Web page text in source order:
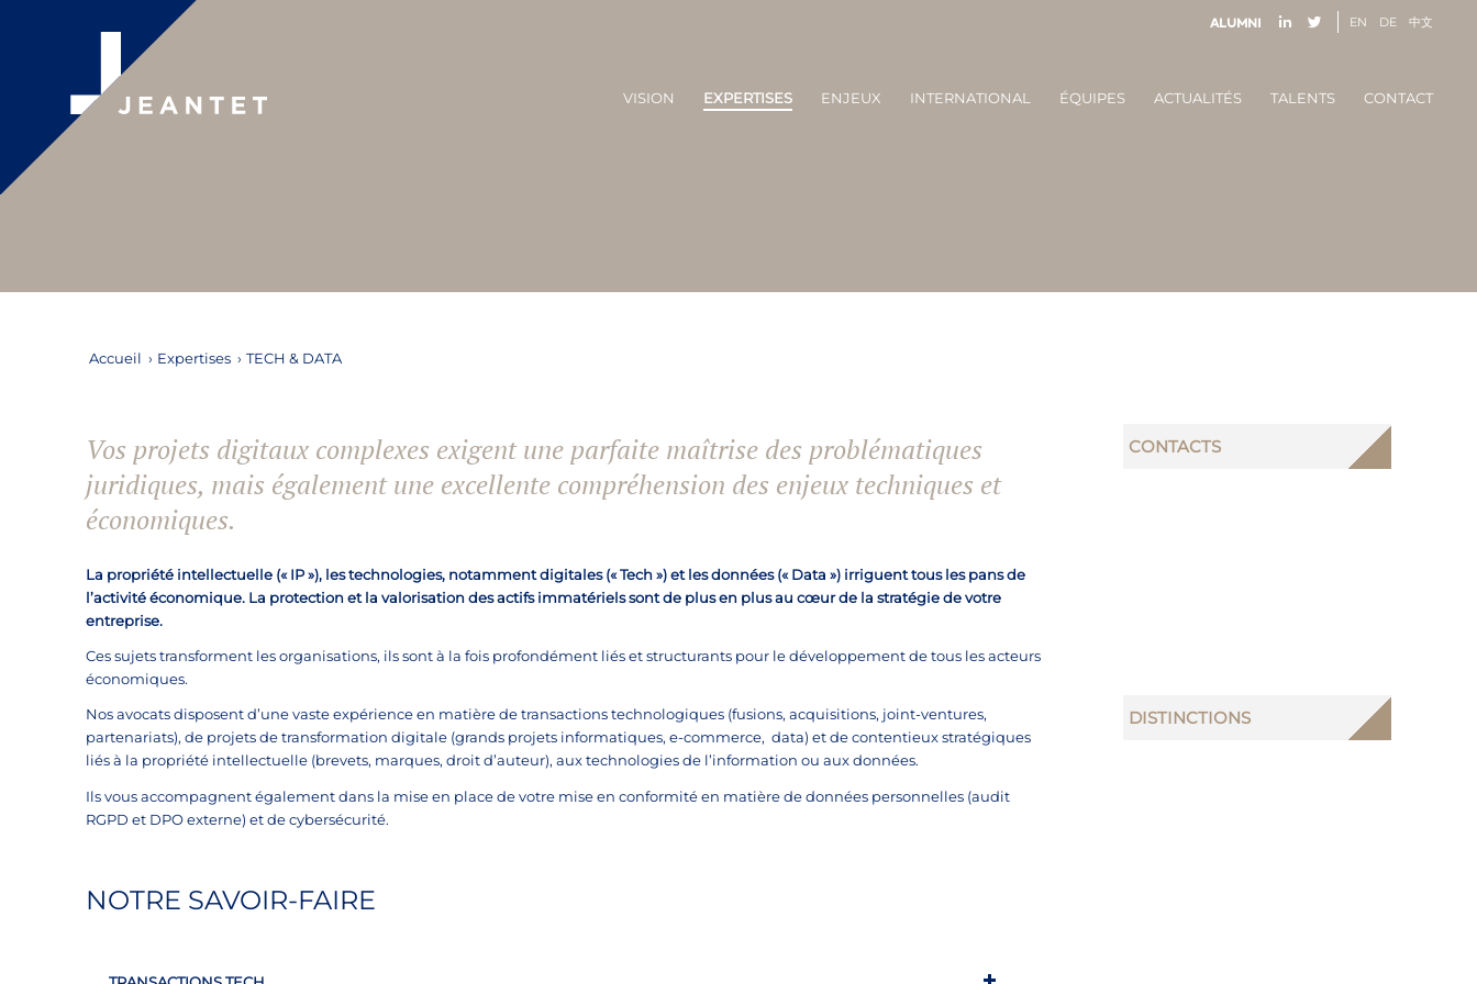
Alumni EN DE 中文
VISION EXPERTISES ENJEUX INTERNATIONAL ÉQUIPES ACTUALITÉS TALENTS CONTACT
Accueil › Expertises › TECH & DATA
Vos projets digitaux complexes exigent une parfaite maîtrise des problématiques
juridiques, mais également une excellente compréhension des enjeux techniques et
économiques.
La propriété intellectuelle (« IP »), les technologies, notamment digitales (« Tech ») et les données (« Data ») irriguent tous les pans de
l’activité économique. La protection et la valorisation des actifs immatériels sont de plus en plus au cœur de la stratégie de votre
entreprise.
Ces sujets transforment les organisations, ils sont à la fois profondément liés et structurants pour le développement de tous les acteurs
économiques.
Nos avocats disposent d’une vaste expérience en matière de transactions technologiques (fusions, acquisitions, joint-ventures,
partenariats), de projets de transformation digitale (grands projets informatiques, e-commerce, data) et de contentieux stratégiques
liés à la propriété intellectuelle (brevets, marques, droit d’auteur), aux technologies de l’information ou aux données.
Ils vous accompagnent également dans la mise en place de votre mise en conformité en matière de données personnelles (audit
RGPD et DPO externe) et de cybersécurité.
NOTRE SAVOIR-FAIRE
CONTACTS
DISTINCTIONS